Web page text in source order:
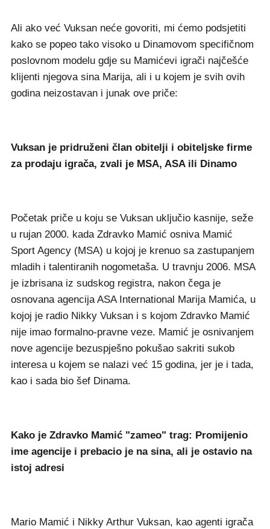
Ali ako već Vuksan neće govoriti, mi ćemo podsjetiti
kako se popeo tako visoko u Dinamovom specifičnom
poslovnom modelu gdje su Mamićevi igrači najčešće
klijenti njegova sina Marija, ali i u kojem je svih ovih
godina neizostavan i junak ove priče:
Vuksan je pridruženi član obitelji i obiteljske firme
za prodaju igrača, zvali je MSA, ASA ili Dinamo
Početak priče u koju se Vuksan uključio kasnije, seže
u rujan 2000. kada Zdravko Mamić osniva Mamić
Sport Agency (MSA) u kojoj je krenuo sa zastupanjem
mladih i talentiranih nogometaša. U travnju 2006. MSA
je izbrisana iz sudskog registra, nakon čega je
osnovana agencija ASA International Marija Mamića, u
kojoj je radio Nikky Vuksan i s kojom Zdravko Mamić
nije imao formalno-pravne veze. Mamić je osnivanjem
nove agencije bezuspješno pokušao sakriti sukob
interesa u kojem se nalazi već 15 godina, jer je i tada,
kao i sada bio šef Dinama.
Kako je Zdravko Mamić "zameo" trag: Promijenio
ime agencije i prebacio je na sina, ali je ostavio na
istoj adresi
Mario Mamić i Nikky Arthur Vuksan, kao agenti igrača